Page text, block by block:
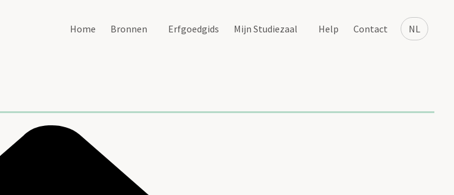
NL
Home Bronnen Erfgoedgids Mijn Studiezaal Help Contact